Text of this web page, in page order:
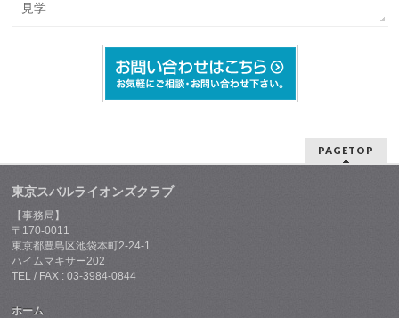
見学
PAGETOP
東京スバルライオンズクラブ
【事務局】
〒170-0011
東京都豊島区池袋本町2-24-1
ハイムマキサー202
TEL / FAX : 03-3984-0844
ホーム